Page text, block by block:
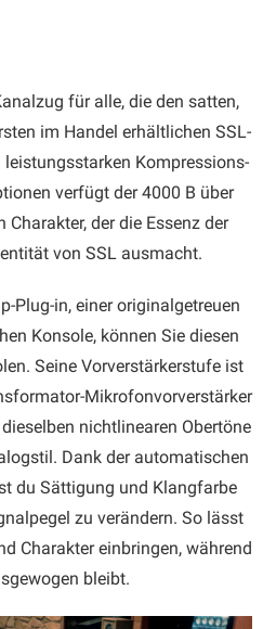
für alle, die den satten,
im Handel erhältlichen SSL-
Kompressions-
verfügt der 4000 B über
der die Essenz der
von SSL ausmacht.
Plug-in, einer originalgetreuen
Konsole, können Sie diesen
Seine Vorverstärkerstufe ist
Mikrofonvorverstärker
nichtlinearen Obertöne
Dank der automatischen
du Sättigung und Klangfarbe
zu verändern. So lässt
Charakter einbringen, während
bleibt.